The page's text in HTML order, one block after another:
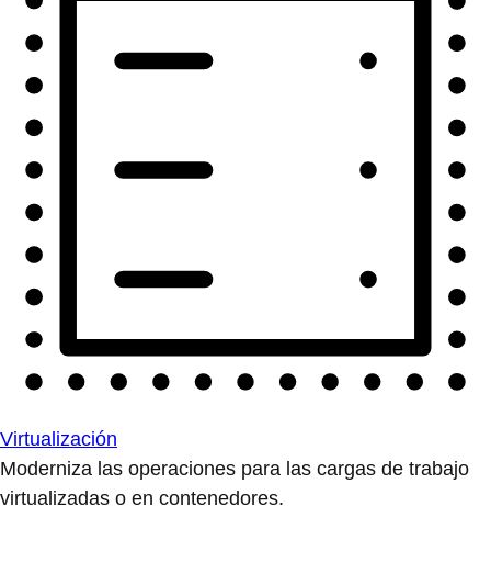
Virtualización
Moderniza las operaciones para las cargas de trabajo
virtualizadas o en contenedores.